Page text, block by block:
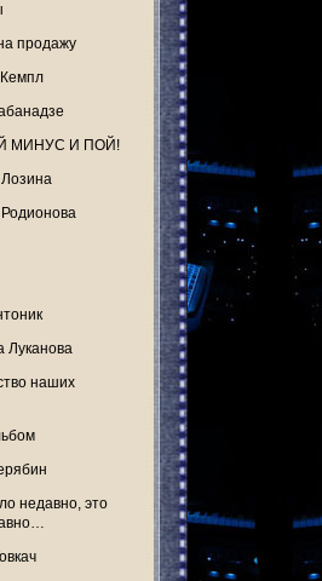
продажу
Кемпл
МИНУС И ПОЙ!
Луканова
наших
недавно, это